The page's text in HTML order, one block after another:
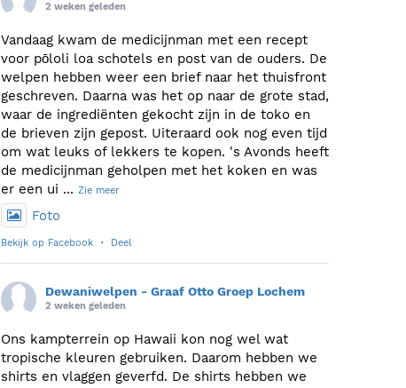
2 weken geleden
Vandaag kwam de medicijnman met een recept
voor pōloli loa schotels en post van de ouders. De
welpen hebben weer een brief naar het thuisfront
geschreven. Daarna was het op naar de grote stad,
waar de ingrediënten gekocht zijn in de toko en
de brieven zijn gepost. Uiteraard ook nog even tijd
om wat leuks of lekkers te kopen. 's Avonds heeft
de medicijnman geholpen met het koken en was
er een ui ... Zie meer
Foto
Bekijk op Facebook · Deel
Dewaniwelpen - Graaf Otto Groep Lochem
2 weken geleden
Ons kampterrein op Hawaii kon nog wel wat
tropische kleuren gebruiken. Daarom hebben we
shirts en vlaggen geverfd. De shirts hebben we